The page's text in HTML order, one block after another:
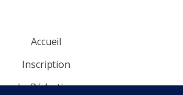
Accueil
Inscription
La Rédaction